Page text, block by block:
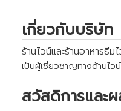
เกี่ยวกับบริษัท
ร้านไวน์และร้านอาหารธี
เป็นผู้เชี่ยวชาญทางด้านไว
สวัสดิการและ